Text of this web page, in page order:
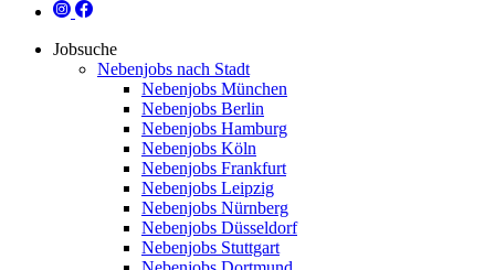
Jobsuche
Nebenjobs nach Stadt
Nebenjobs München
Nebenjobs Berlin
Nebenjobs Hamburg
Nebenjobs Köln
Nebenjobs Frankfurt
Nebenjobs Leipzig
Nebenjobs Nürnberg
Nebenjobs Düsseldorf
Nebenjobs Stuttgart